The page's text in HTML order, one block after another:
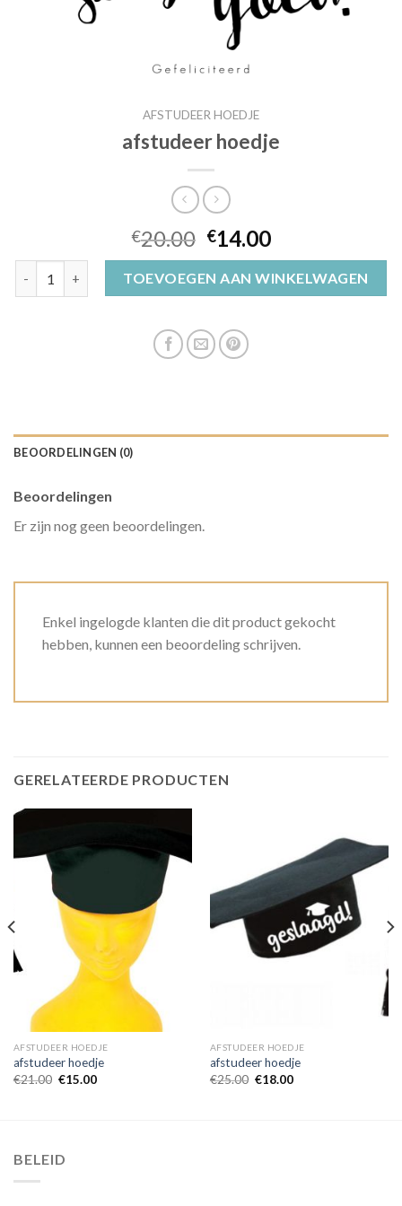
AFSTUDEER HOEDJE
afstudeer hoedje
€20.00 €14.00
afstudeer hoedje aantalTOEVOEGEN AAN WINKELWAGEN
BEOORDELINGEN (0)
Beoordelingen
Er zijn nog geen beoordelingen.
Enkel ingelogde klanten die dit product gekocht
hebben, kunnen een beoordeling schrijven.
GERELATEERDE PRODUCTEN
AFSTUDEER HOEDJE
afstudeer hoedje
€21.00 €15.00
AFSTUDEER HOEDJE
afstudeer hoedje
€25.00 €18.00
BELEID